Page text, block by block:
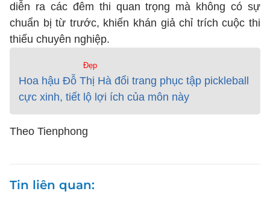
diễn ra các đêm thi quan trọng mà không có sự
chuẩn bị từ trước, khiến khán giả chỉ trích cuộc thi
thiếu chuyên nghiệp.
Đẹp
Hoa hậu Đỗ Thị Hà đổi trang phục tập pickleball
cực xinh, tiết lộ lợi ích của môn này
Theo Tienphong
Tin liên quan